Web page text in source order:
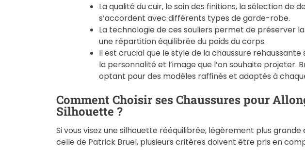
La qualité du cuir, le soin des finitions, la sélection de
s’accordent avec différents types de garde-robe.
La technologie de ces souliers permet de préserver
une répartition équilibrée du poids du corps.
Il est crucial que le style de la chaussure
la personnalité et l’image que l’on souhaite projeter.
optant pour des modèles raffinés et adaptés à
Comment Choisir ses Chaussures pour
Silhouette ?
Si vous visez une silhouette rééquilibrée, légèrement plus grande
celle de Patrick Bruel, plusieurs critères doivent être pris en